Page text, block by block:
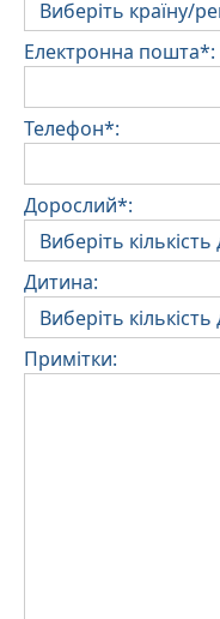
Електронна пошта*:
Телефон*:
Дорослий*:
Дитина:
Примітки: